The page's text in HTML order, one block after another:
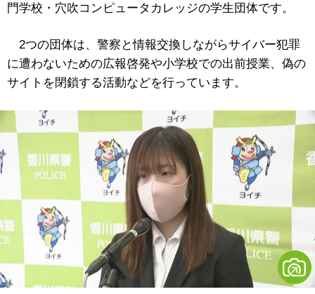
門学校・穴吹コンピュータカレッジの学生団体です。
2つの団体は、警察と情報交換しながらサイバー犯罪
に遭わないための広報啓発や小学校での出前授業、偽の
サイトを閉鎖する活動などを行っています。